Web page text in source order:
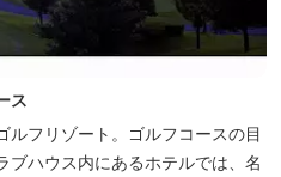
ス
フリゾート。ゴルフコースの目
ハウス内にあるホテルでは、名